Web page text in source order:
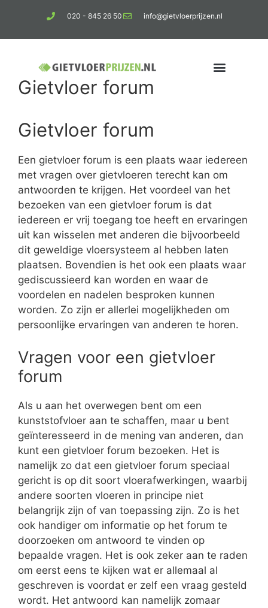
020 - 845 26 50 info@gietvloerprijzen.nl
Gietvloer forum
Gietvloer forum
Een gietvloer forum is een plaats waar iedereen
met vragen over gietvloeren terecht kan om
antwoorden te krijgen. Het voordeel van het
bezoeken van een gietvloer forum is dat
iedereen er vrij toegang toe heeft en ervaringen
uit kan wisselen met anderen die bijvoorbeeld
dit geweldige vloersysteem al hebben laten
plaatsen. Bovendien is het ook een plaats waar
gediscussieerd kan worden en waar de
voordelen en nadelen besproken kunnen
worden. Zo zijn er allerlei mogelijkheden om
persoonlijke ervaringen van anderen te horen.
Vragen voor een gietvloer
forum
Als u aan het overwegen bent om een
kunststofvloer aan te schaffen, maar u bent
geïnteresseerd in de mening van anderen, dan
kunt een gietvloer forum bezoeken. Het is
namelijk zo dat een gietvloer forum speciaal
gericht is op dit soort vloerafwerkingen, waarbij
andere soorten vloeren in principe niet
belangrijk zijn of van toepassing zijn. Zo is het
ook handiger om informatie op het forum te
doorzoeken om antwoord te vinden op
bepaalde vragen. Het is ook zeker aan te raden
om eerst eens te kijken wat er allemaal al
geschreven is voordat er zelf een vraag gesteld
wordt. Het antwoord kan namelijk zomaar